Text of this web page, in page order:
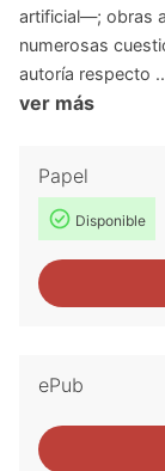
artificial—; obras
numerosas
autoría respecto
ver más
Papel
Disponible
ePub